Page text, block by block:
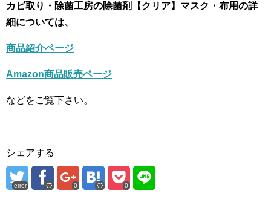
カビ取り・除菌工房の除菌剤【クリア】マスク・布用の詳
細については、
商品紹介ページ
Amazon商品販売ページ
などをご覧下さい。
シェアする
error 0 0